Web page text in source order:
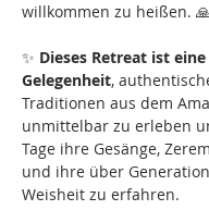
willkommen zu heißen.
✨ Dieses Retreat ist
Gelegenheit,
Traditionen aus dem
unmittelbar zu erleben
Tage ihre Gesänge,
und ihre über
Weisheit zu erfahren.